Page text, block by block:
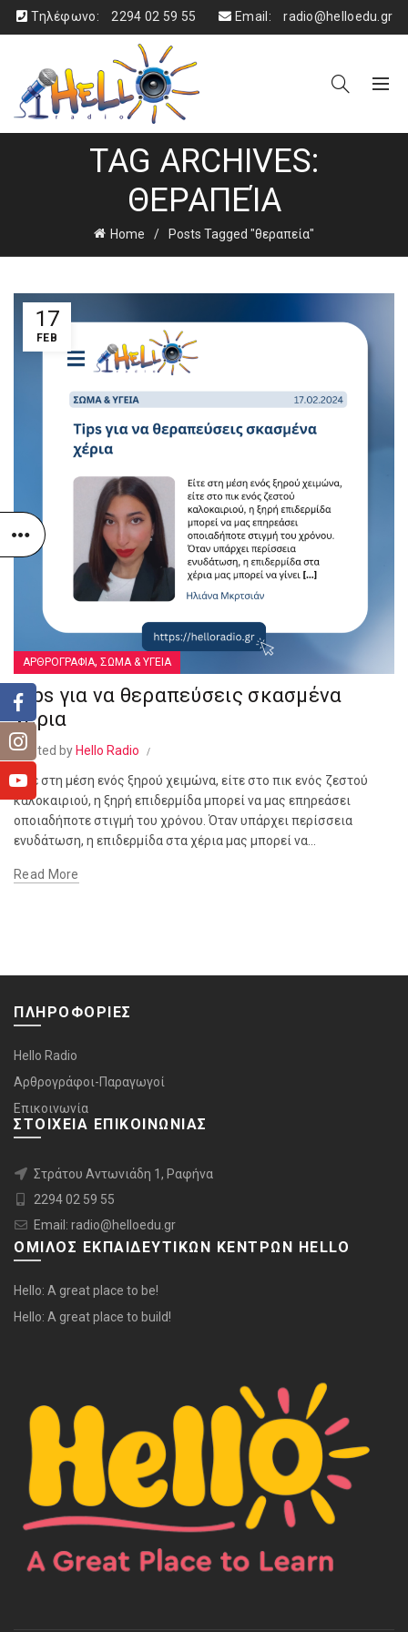
Τηλέφωνο: 2294 02 59 55 Email: radio@helloedu.gr
TAG ARCHIVES:
ΘΕΡΑΠΕΊΑ
Home Posts Tagged "θεραπεία"
17
FEB
ΑΡΘΡΟΓΡΑΦΙΑ, ΣΩΜΑ & ΥΓΕΙΑ
Tips για να θεραπεύσεις σκασμένα
χέρια
Posted by Hello Radio
Είτε στη μέση ενός ξηρού χειμώνα, είτε στο πικ ενός ζεστού
καλοκαιριού, η ξηρή επιδερμίδα μπορεί να μας επηρεάσει
οποιαδήποτε στιγμή του χρόνου. Όταν υπάρχει περίσσεια
ενυδάτωση, η επιδερμίδα στα χέρια μας μπορεί να...
Read More
ΠΛΗΡΟΦΟΡΙΕΣ
Hello Radio
Αρθρογράφοι-Παραγωγοί
Επικοινωνία
ΣΤΟΙΧΕΙΑ ΕΠΙΚΟΙΝΩΝΙΑΣ
Στράτου Αντωνιάδη 1, Ραφήνα
2294 02 59 55
Email: radio@helloedu.gr
ΟΜΙΛΟΣ ΕΚΠΑΙΔΕΥΤΙΚΩΝ ΚΕΝΤΡΩΝ HELLO
Hello: A great place to be!
Hello: A great place to build!